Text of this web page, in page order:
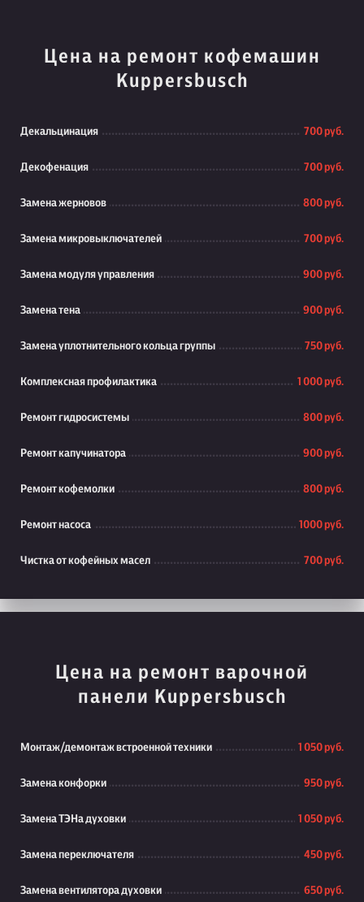
Цена на ремонт кофемашин
Kuppersbusch
Декальцинация 700 руб.
Декофенация 700 руб.
Замена жерновов 800 руб.
Замена микровыключателей 700 руб.
Замена модуля управления 900 руб.
Замена тена 900 руб.
Замена уплотнительного кольца группы 750 руб.
Комплексная профилактика 1 000 руб.
Ремонт гидросистемы 800 руб.
Ремонт капучинатора 900 руб.
Ремонт кофемолки 800 руб.
Ремонт насоса 1000 руб.
Чистка от кофейных масел 700 руб.
Цена на ремонт варочной
панели Kuppersbusch
Монтаж/демонтаж встроенной техники 1 050 руб.
Замена конфорки 950 руб.
Замена ТЭНа духовки 1 050 руб.
Замена переключателя 450 руб.
Замена вентилятора духовки 650 руб.